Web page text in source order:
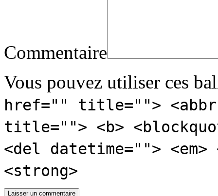
Commentaire
Vous pouvez utiliser ces
href="" title="">
title=""> <b>
<del datetime="">
<strong>